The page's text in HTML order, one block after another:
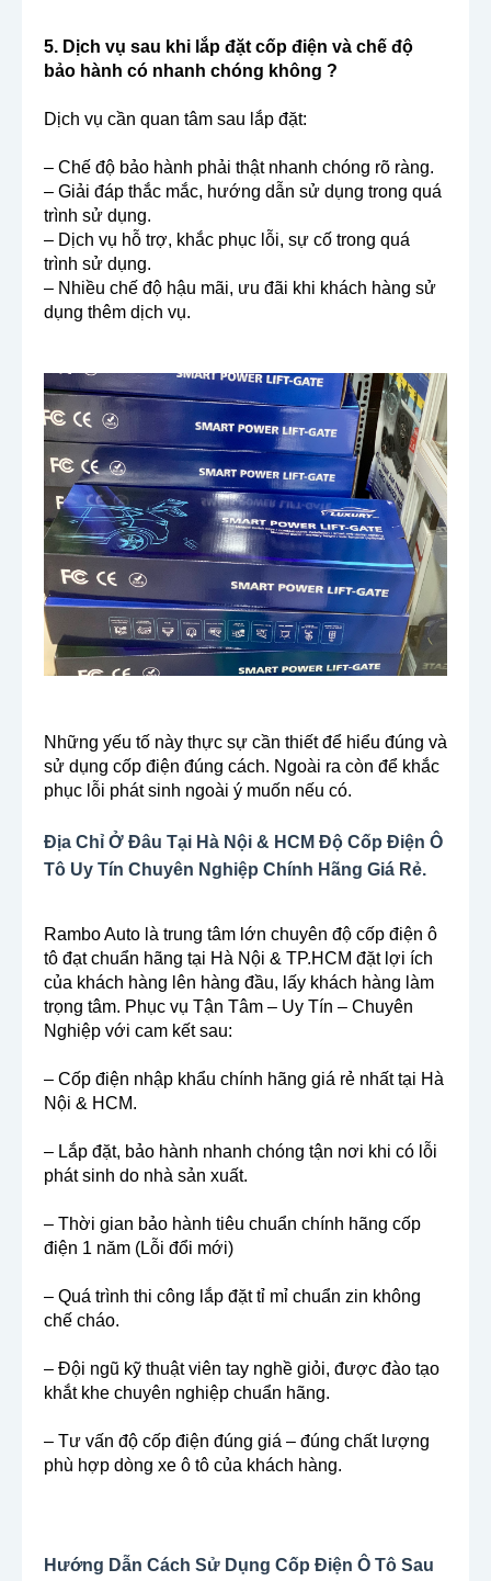
5. Dịch vụ sau khi lắp đặt cốp điện và chế độ
bảo hành có nhanh chóng không ?
Dịch vụ cần quan tâm sau lắp đặt:
– Chế độ bảo hành phải thật nhanh chóng rõ ràng.
– Giải đáp thắc mắc, hướng dẫn sử dụng trong quá
trình sử dụng.
– Dịch vụ hỗ trợ, khắc phục lỗi, sự cố trong quá
trình sử dụng.
– Nhiều chế độ hậu mãi, ưu đãi khi khách hàng sử
dụng thêm dịch vụ.
Những yếu tố này thực sự cần thiết để hiểu đúng và
sử dụng cốp điện đúng cách. Ngoài ra còn để khắc
phục lỗi phát sinh ngoài ý muốn nếu có.
Địa Chỉ Ở Đâu Tại Hà Nội & HCM Độ Cốp Điện Ô
Tô Uy Tín Chuyên Nghiệp Chính Hãng Giá Rẻ.
Rambo Auto là trung tâm lớn chuyên độ cốp điện ô
tô đạt chuẩn hãng tại Hà Nội & TP.HCM đặt lợi ích
của khách hàng lên hàng đầu, lấy khách hàng làm
trọng tâm. Phục vụ Tận Tâm – Uy Tín – Chuyên
Nghiệp với cam kết sau:
– Cốp điện nhập khẩu chính hãng giá rẻ nhất tại Hà
Nội & HCM.
– Lắp đặt, bảo hành nhanh chóng tận nơi khi có lỗi
phát sinh do nhà sản xuất.
– Thời gian bảo hành tiêu chuẩn chính hãng cốp
điện 1 năm (Lỗi đổi mới)
– Quá trình thi công lắp đặt tỉ mỉ chuẩn zin không
chế cháo.
– Đội ngũ kỹ thuật viên tay nghề giỏi, được đào tạo
khắt khe chuyên nghiệp chuẩn hãng.
– Tư vấn độ cốp điện đúng giá – đúng chất lượng
phù hợp dòng xe ô tô của khách hàng.
Hướng Dẫn Cách Sử Dụng Cốp Điện Ô Tô Sau